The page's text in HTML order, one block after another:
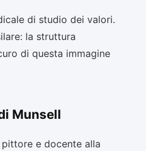
di studio dei valori.
la struttura
di questa immagine
Munsell
e docente alla